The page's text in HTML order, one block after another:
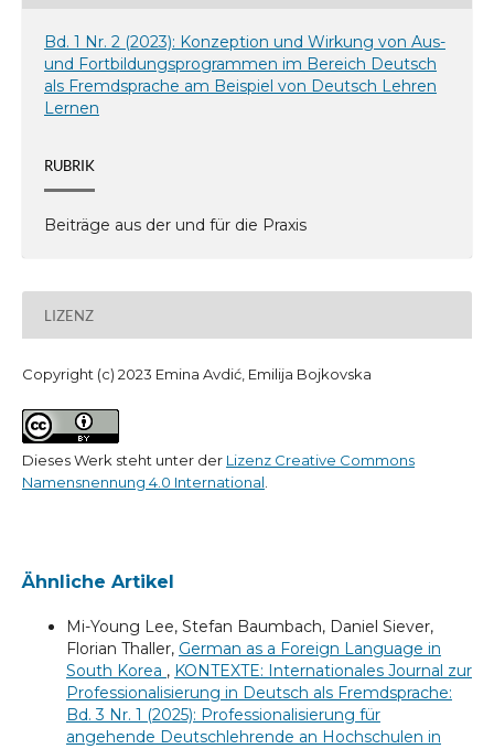
Bd. 1 Nr. 2 (2023): Konzeption und Wirkung von Aus-
und Fortbildungsprogrammen im Bereich Deutsch
als Fremdsprache am Beispiel von Deutsch Lehren
Lernen
RUBRIK
Beiträge aus der und für die Praxis
LIZENZ
Copyright (c) 2023 Emina Avdić, Emilija Bojkovska
Dieses Werk steht unter der Lizenz Creative Commons
Namensnennung 4.0 International.
Ähnliche Artikel
Mi-Young Lee, Stefan Baumbach, Daniel Siever,
Florian Thaller, German as a Foreign Language in
South Korea , KONTEXTE: Internationales Journal zur
Professionalisierung in Deutsch als Fremdsprache:
Bd. 3 Nr. 1 (2025): Professionalisierung für
angehende Deutschlehrende an Hochschulen in